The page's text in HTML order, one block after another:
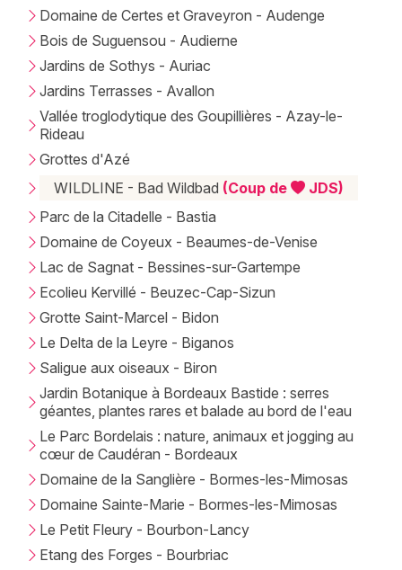
Choisir mes départements
Mon email
Je m'abonne
Domaine de Certes et Graveyron - Audenge
Bois de Suguensou - Audierne
Jardins de Sothys - Auriac
Jardins Terrasses - Avallon
Vallée troglodytique des Goupillières - Azay-le-
Rideau
Grottes d'Azé
WILDLINE - Bad Wildbad (Coup de
JDS)
Parc de la Citadelle - Bastia
Domaine de Coyeux - Beaumes-de-Venise
Lac de Sagnat - Bessines-sur-Gartempe
Ecolieu Kervillé - Beuzec-Cap-Sizun
Grotte Saint-Marcel - Bidon
Le Delta de la Leyre - Biganos
Saligue aux oiseaux - Biron
Jardin Botanique à Bordeaux Bastide : serres
géantes, plantes rares et balade au bord de l'eau
Le Parc Bordelais : nature, animaux et jogging au
cœur de Caudéran - Bordeaux
Domaine de la Sanglière - Bormes-les-Mimosas
Domaine Sainte-Marie - Bormes-les-Mimosas
Le Petit Fleury - Bourbon-Lancy
Etang des Forges - Bourbriac